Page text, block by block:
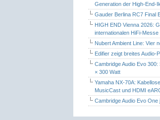
Generation der High-End-
Gauder Berlina RC7 Final
HIGH END Vienna 2026:
internationalen HiFi-Messe
Nubert Ambient Line: Vier
Edifier zeigt breites Audio-
Cambridge Audio Evo
× 300 Watt
Yamaha NX-70A:
MusicCast und HDMI
Cambridge Audio Evo